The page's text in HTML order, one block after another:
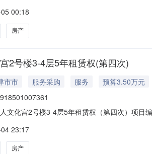
00:18
房产
2号楼3-4层5年租赁权(第四次)
市市 服务采购 服务
预算3.50万元
文化宫2号楼3-4层5年租赁权（第四次）项目
23:17
房产